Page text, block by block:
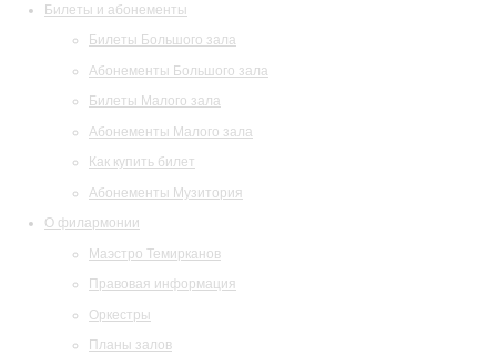
Билеты и абонементы
Билеты Большого зала
Абонементы Большого зала
Билеты Малого зала
Абонементы Малого зала
Как купить билет
Абонементы Музитория
О филармонии
Маэстро Темирканов
Правовая информация
Оркестры
Планы залов